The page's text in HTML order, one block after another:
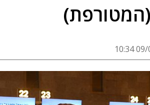
09/